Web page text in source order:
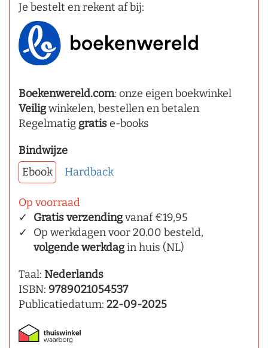
Je bestelt en rekent af bij:
Boekenwereld.com: onze eigen boekwinkel
Veiligwinkelen, bestellen en betalen
Regelmatig gratise-books
Bindwijze
Ebook
Hardback
Op voorraad
Gratis verzendingvanaf €19,95
Op werkdagen voor 20.00 besteld,
volgende werkdagin huis (NL)
Taal: Nederlands
ISBN: 9789021054537
Publicatiedatum: 22-09-2025